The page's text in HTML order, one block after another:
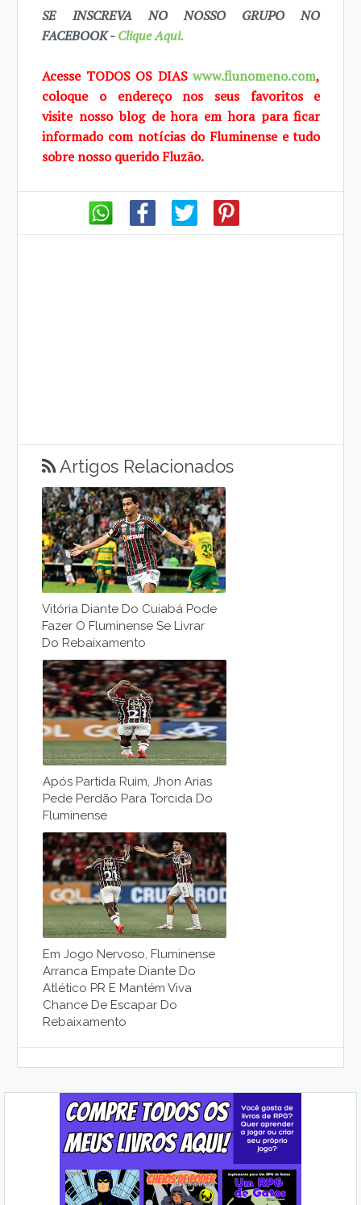
SE INSCREVA NO NOSSO GRUPO NO
FACEBOOK -Clique Aqui.
Acesse TODOS OS DIASwww.flunomeno.com,
coloque o endereço nos seus favoritos e
visite nosso blog dehora em hora para ficar
informado com notícias do Fluminense e tudo
sobrenosso queridoFluzão.
Artigos Relacionados
Vitória Diante Do Cuiabá Pode
Fazer O Fluminense Se Livrar
Do Rebaixamento
Após Partida Ruim, Jhon Arias
Pede Perdão Para Torcida Do
Fluminense
Em Jogo Nervoso, Fluminense
Arranca Empate Diante Do
Atlético PR E Mantém Viva
Chance De Escapar Do
Rebaixamento